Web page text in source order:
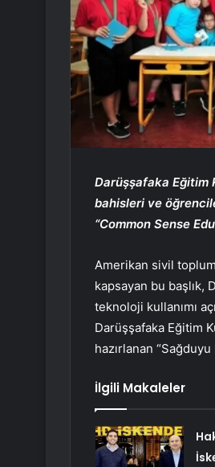
Darüşşafaka Eğitim
bahisleri ve
“Common Sense
Amerikan sivil
kapsayan bu başlık,
teknoloji kullanımı
Darüşşafaka Eğitim
hazırlanan “Sağduyu
İlgili Makaleler